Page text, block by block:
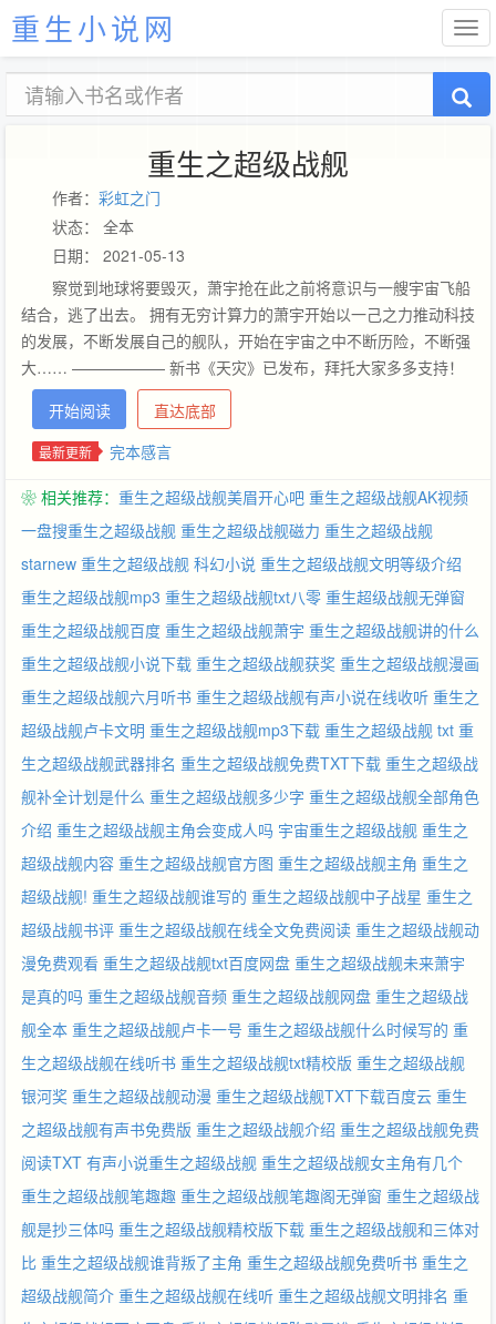
重生小说网
重生之超级战舰
作者： 彩虹之门
状态： 全本
日期： 2021-05-13
察觉到地球将要毁灭，萧宇抢在此之前将意识与一艘宇宙飞船
结合，逃了出去。 拥有无穷计算力的萧宇开始以一己之力推动科技
的发展，不断发展自己的舰队，开始在宇宙之中不断历险，不断强
大…… —————— 新书《天灾》已发布，拜托大家多多支持！
开始阅读
直达底部
最新更新 完本感言
❀ 相关推荐： 重生之超级战舰美眉开心吧 重生之超级战舰AK视频
一盘搜重生之超级战舰 重生之超级战舰磁力 重生之超级战舰
starnew 重生之超级战舰 科幻小说 重生之超级战舰文明等级介绍
重生之超级战舰mp3 重生之超级战舰txt八零 重生超级战舰无弹窗
重生之超级战舰百度 重生之超级战舰萧宇 重生之超级战舰讲的什么
重生之超级战舰小说下载 重生之超级战舰获奖 重生之超级战舰漫画
重生之超级战舰六月听书 重生之超级战舰有声小说在线收听 重生之
超级战舰卢卡文明 重生之超级战舰mp3下载 重生之超级战舰 txt 重
生之超级战舰武器排名 重生之超级战舰免费TXT下载 重生之超级战
舰补全计划是什么 重生之超级战舰多少字 重生之超级战舰全部角色
介绍 重生之超级战舰主角会变成人吗 宇宙重生之超级战舰 重生之
超级战舰内容 重生之超级战舰官方图 重生之超级战舰主角 重生之
超级战舰! 重生之超级战舰谁写的 重生之超级战舰中子战星 重生之
超级战舰书评 重生之超级战舰在线全文免费阅读 重生之超级战舰动
漫免费观看 重生之超级战舰txt百度网盘 重生之超级战舰未来萧宇
是真的吗 重生之超级战舰音频 重生之超级战舰网盘 重生之超级战
舰全本 重生之超级战舰卢卡一号 重生之超级战舰什么时候写的 重
生之超级战舰在线听书 重生之超级战舰txt精校版 重生之超级战舰
银河奖 重生之超级战舰动漫 重生之超级战舰TXT下载百度云 重生
之超级战舰有声书免费版 重生之超级战舰介绍 重生之超级战舰免费
阅读TXT 有声小说重生之超级战舰 重生之超级战舰女主角有几个
重生之超级战舰笔趣趣 重生之超级战舰笔趣阁无弹窗 重生之超级战
舰是抄三体吗 重生之超级战舰精校版下载 重生之超级战舰和三体对
比 重生之超级战舰谁背叛了主角 重生之超级战舰免费听书 重生之
超级战舰简介 重生之超级战舰在线听 重生之超级战舰文明排名 重